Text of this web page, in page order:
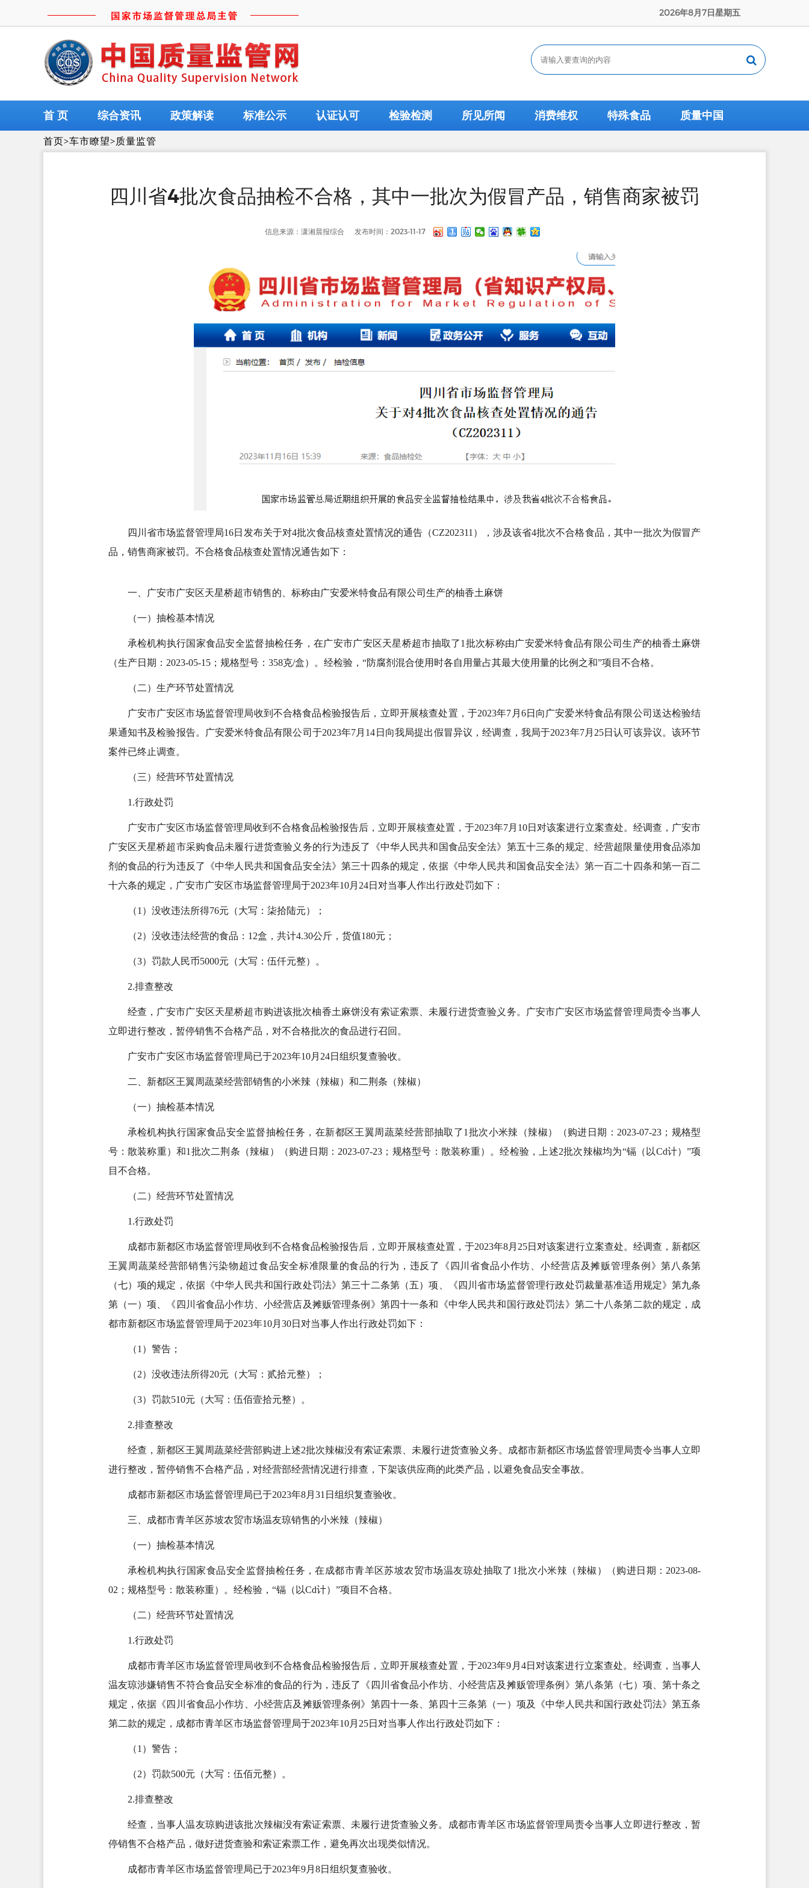
2026年8月7日星期五
首 页 综合资讯 政策解读 标准公示 认证认可 检验检测 所见所闻 消费维权 特殊食品 质量中国
首页>车市瞭望>质量监管
四川省4批次食品抽检不合格，其中一批次为假冒产品，销售商家被罚
信息来源：潇湘晨报综合 发布时间：2023-11-17
四川省市场监督管理局16日发布关于对4批次食品核查处置情况的通告（CZ202311），涉及该省4批次不合格食品，其中一批次为假冒产
品，销售商家被罚。不合格食品核查处置情况通告如下：
一、广安市广安区天星桥超市销售的、标称由广安爱米特食品有限公司生产的柚香土麻饼
（一）抽检基本情况
承检机构执行国家食品安全监督抽检任务，在广安市广安区天星桥超市抽取了1批次标称由广安爱米特食品有限公司生产的柚香土麻饼
（生产日期：2023-05-15；规格型号：358克/盒）。经检验，“防腐剂混合使用时各自用量占其最大使用量的比例之和”项目不合格。
（二）生产环节处置情况
广安市广安区市场监督管理局收到不合格食品检验报告后，立即开展核查处置，于2023年7月6日向广安爱米特食品有限公司送达检验结
果通知书及检验报告。广安爱米特食品有限公司于2023年7月14日向我局提出假冒异议，经调查，我局于2023年7月25日认可该异议。该环节
案件已终止调查。
（三）经营环节处置情况
1.行政处罚
广安市广安区市场监督管理局收到不合格食品检验报告后，立即开展核查处置，于2023年7月10日对该案进行立案查处。经调查，广安市
广安区天星桥超市采购食品未履行进货查验义务的行为违反了《中华人民共和国食品安全法》第五十三条的规定、经营超限量使用食品添加
剂的食品的行为违反了《中华人民共和国食品安全法》第三十四条的规定，依据《中华人民共和国食品安全法》第一百二十四条和第一百二
十六条的规定，广安市广安区市场监督管理局于2023年10月24日对当事人作出行政处罚如下：
（1）没收违法所得76元（大写：柒拾陆元）；
（2）没收违法经营的食品：12盒，共计4.30公斤，货值180元；
（3）罚款人民币5000元（大写：伍仟元整）。
2.排查整改
经查，广安市广安区天星桥超市购进该批次柚香土麻饼没有索证索票、未履行进货查验义务。广安市广安区市场监督管理局责令当事人
立即进行整改，暂停销售不合格产品，对不合格批次的食品进行召回。
广安市广安区市场监督管理局已于2023年10月24日组织复查验收。
二、新都区王翼周蔬菜经营部销售的小米辣（辣椒）和二荆条（辣椒）
（一）抽检基本情况
承检机构执行国家食品安全监督抽检任务，在新都区王翼周蔬菜经营部抽取了1批次小米辣（辣椒）（购进日期：2023-07-23；规格型
号：散装称重）和1批次二荆条（辣椒）（购进日期：2023-07-23；规格型号：散装称重）。经检验，上述2批次辣椒均为“镉（以Cd计）”项
目不合格。
（二）经营环节处置情况
1.行政处罚
成都市新都区市场监督管理局收到不合格食品检验报告后，立即开展核查处置，于2023年8月25日对该案进行立案查处。经调查，新都区
王翼周蔬菜经营部销售污染物超过食品安全标准限量的食品的行为，违反了《四川省食品小作坊、小经营店及摊贩管理条例》第八条第
（七）项的规定，依据《中华人民共和国行政处罚法》第三十二条第（五）项、《四川省市场监督管理行政处罚裁量基准适用规定》第九条
第（一）项、《四川省食品小作坊、小经营店及摊贩管理条例》第四十一条和《中华人民共和国行政处罚法》第二十八条第二款的规定，成
都市新都区市场监督管理局于2023年10月30日对当事人作出行政处罚如下：
（1）警告；
（2）没收违法所得20元（大写：贰拾元整）；
（3）罚款510元（大写：伍佰壹拾元整）。
2.排查整改
经查，新都区王翼周蔬菜经营部购进上述2批次辣椒没有索证索票、未履行进货查验义务。成都市新都区市场监督管理局责令当事人立即
进行整改，暂停销售不合格产品，对经营部经营情况进行排查，下架该供应商的此类产品，以避免食品安全事故。
成都市新都区市场监督管理局已于2023年8月31日组织复查验收。
三、成都市青羊区苏坡农贸市场温友琼销售的小米辣（辣椒）
（一）抽检基本情况
承检机构执行国家食品安全监督抽检任务，在成都市青羊区苏坡农贸市场温友琼处抽取了1批次小米辣（辣椒）（购进日期：2023-08-
02；规格型号：散装称重）。经检验，“镉（以Cd计）”项目不合格。
（二）经营环节处置情况
1.行政处罚
成都市青羊区市场监督管理局收到不合格食品检验报告后，立即开展核查处置，于2023年9月4日对该案进行立案查处。经调查，当事人
温友琼涉嫌销售不符合食品安全标准的食品的行为，违反了《四川省食品小作坊、小经营店及摊贩管理条例》第八条第（七）项、第十条之
规定，依据《四川省食品小作坊、小经营店及摊贩管理条例》第四十一条、第四十三条第（一）项及《中华人民共和国行政处罚法》第五条
第二款的规定，成都市青羊区市场监督管理局于2023年10月25日对当事人作出行政处罚如下：
（1）警告；
（2）罚款500元（大写：伍佰元整）。
2.排查整改
经查，当事人温友琼购进该批次辣椒没有索证索票、未履行进货查验义务。成都市青羊区市场监督管理局责令当事人立即进行整改，暂
停销售不合格产品，做好进货查验和索证索票工作，避免再次出现类似情况。
成都市青羊区市场监督管理局已于2023年9月8日组织复查验收。